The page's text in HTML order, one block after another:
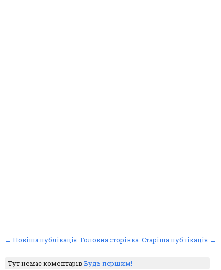
← Новіша публікація Старіша публікація →
Головна сторінка
Тут немає коментарівБудь першим!